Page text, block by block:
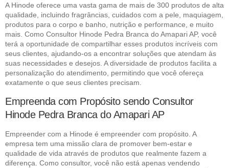
A Hinode oferece uma vasta gama de mais de 300 produtos de alta
qualidade, incluindo fragrâncias, cuidados com a pele, maquiagem,
produtos para o corpo e banho, nutrição e performance, e muito
mais. Como Consultor Hinode Pedra Branca do Amapari AP, você
terá a oportunidade de compartilhar esses produtos incríveis com
seus clientes, ajudando-os a encontrar soluções que atendam às
suas necessidades e desejos. A diversidade de produtos facilita a
personalização do atendimento, permitindo que você ofereça
exatamente o que seus clientes precisam.
Empreenda com Propósito sendo Consultor
Hinode Pedra Branca do Amapari AP
Empreender com a Hinode é empreender com propósito. A
empresa tem uma missão clara de promover bem-estar e
qualidade de vida através de produtos que realmente fazem a
diferença. Como consultor, você não está apenas vendendo